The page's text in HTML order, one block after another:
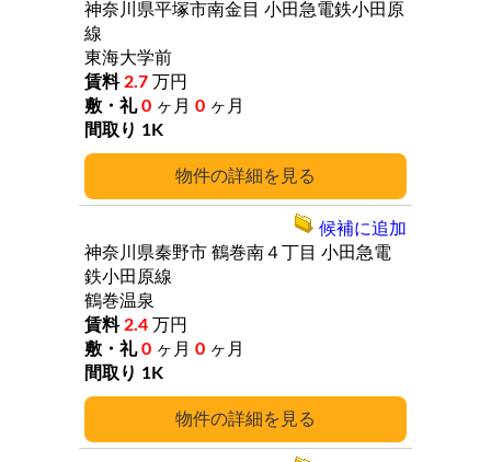
詳細
神奈川県平塚市南金目 小田急電鉄小田原
線
東海大学前
2.7 万円
0 ヶ月 0 ヶ月
1K
詳細
神奈川県秦野市 鶴巻南４丁目 小田急電
鉄小田原線
鶴巻温泉
2.4 万円
0 ヶ月 0 ヶ月
1K
候補に追加